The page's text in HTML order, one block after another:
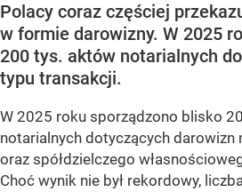
Polacy coraz częściej
w formie darowizny. W 2025
200 tys. aktów notarialnych
typu transakcji.
W 2025 roku sporządzono blisko
notarialnych dotyczących darowizn
oraz spółdzielczego
Choć wynik nie był rekordowy,